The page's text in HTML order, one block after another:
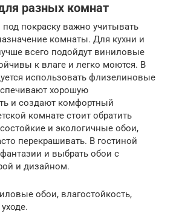
разных комнат
покраску важно учитывать
комнаты. Для кухни и
всего подойдут виниловые
к влаге и легко моются. В
использовать флизелиновые
хорошую
и создают комфортный
комнате стоит обратить
и экологичные обои,
перекрашивать. В гостиной
и выбрать обои с
и дизайном.
обои, влагостойкость,